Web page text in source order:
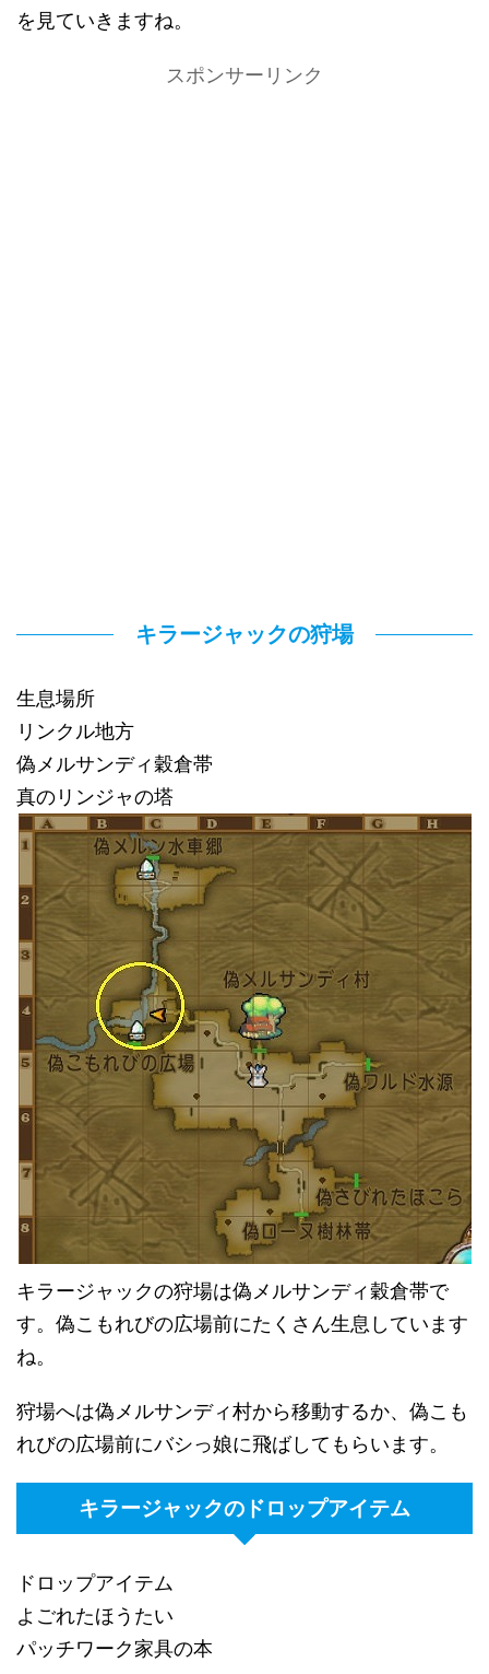
を見ていきますね。
スポンサーリンク
キラージャックの狩場
生息場所
リンクル地方
偽メルサンディ穀倉帯
真のリンジャの塔
キラージャックの狩場は偽メルサンディ穀倉帯で
す。偽こもれびの広場前にたくさん生息しています
ね。
狩場へは偽メルサンディ村から移動するか、偽こも
れびの広場前にバシっ娘に飛ばしてもらいます。
キラージャックのドロップアイテム
ドロップアイテム
よごれたほうたい
パッチワーク家具の本